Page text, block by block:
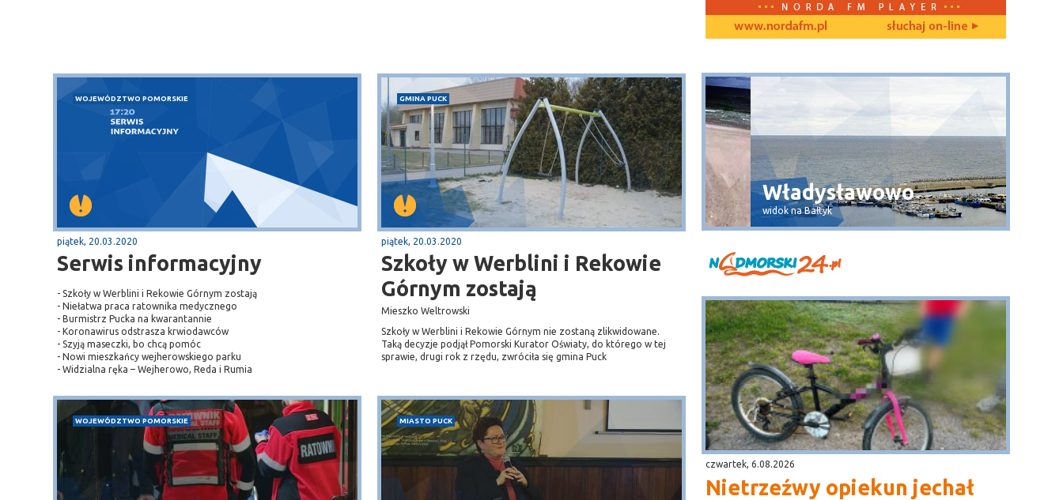
WOJEWÓDZTWO POMORSKIE
piątek, 20.03.2020
Serwis informacyjny
- Szkoły w Werblini i Rekowie Górnym zostają
- Niełatwa praca ratownika medycznego
- Burmistrz Pucka na kwarantannie
- Koronawirus odstrasza krwiodawców
- Szyją maseczki, bo chcą pomóc
- Nowi mieszkańcy wejherowskiego parku
- Widzialna ręka – Wejherowo, Reda i Rumia
GMINA PUCK
piątek, 20.03.2020
Szkoły w Werblini i Rekowie
Górnym zostają
Mieszko Weltrowski
Szkoły w Werblini i Rekowie Górnym nie zostaną zlikwidowane.
Taką decyzje podjął Pomorski Kurator Oświaty, do którego w tej
sprawie, drugi rok z rzędu, zwróciła się gmina Puck
WOJEWÓDZTWO POMORSKIE MIASTO PUCK
Dębki Władysławowo
widok na Bałtyk
czwartek, 6.08.2026
Nietrzeźwy opiekun jechał